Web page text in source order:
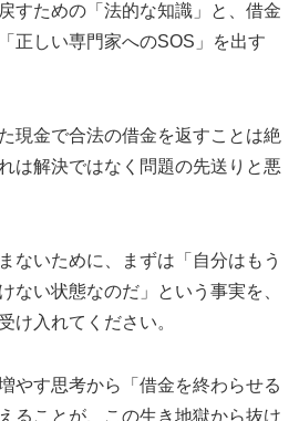
すための「法的な知識」と、借金
正しい専門家へのSOS」を出す
現金で合法の借金を返すことは絶
は解決ではなく問題の先送りと悪
ないために、まずは「自分はもう
ない状態なのだ」という事実を、
け入れてください。
やす思考から「借金を終わらせる
ることが、この生き地獄から抜け